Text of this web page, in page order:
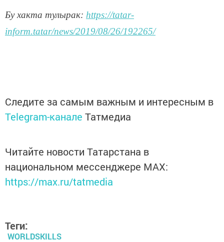
Бу хакта тулырак: https://tatar-
inform.tatar/news/2019/08/26/192265/
Следите за самым важным и интересным в
Telegram-канале Татмедиа
Читайте новости Татарстана в
национальном мессенджере MАХ:
https://max.ru/tatmedia
Теги:
WORLDSKILLS